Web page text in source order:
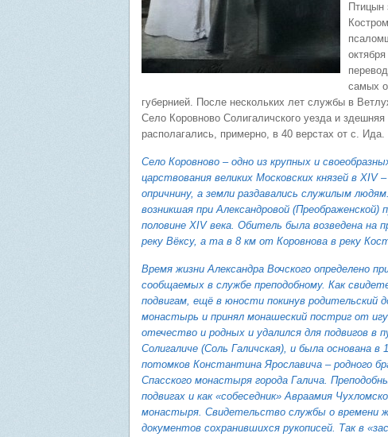
Птицын
самых
губернией. После нескольких лет службы в
Село Коровново Солигаличского уезда и здешняя
располагались, примерно, в 40 верстах от с. Ида.
Село Коровново – одно из крупных и
царствования великих Московских князей в
опричнину, а земли раздавались служилым
возникшая при Александровой
половине XIV века. Обитель была возведена на
реку Вёксу, а та в 8 км от Коровнова в реку
Время жизни Александра Вочского определено
сообщаемых в службе преподобному. Как
подвигам, ещё в юности покинув родительский
монастырь и принял монашеский постриг от
отечество и родных и удалился для подвигов в
Солигаличе (Соль Галичская), и была основана
потомков Константина Ярославича – родного
Спасского монастыря города Галича.
подвигах и как «собеседник» Авраамия
монастыря. Свидетельство службы о времени
документов сохранившихся рукописей. Так в